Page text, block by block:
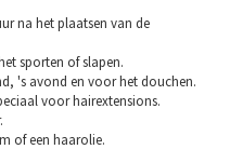
na het plaatsen van de
sporten of slapen.
's avond en voor het douchen.
voor hairextensions.
of een haarolie.